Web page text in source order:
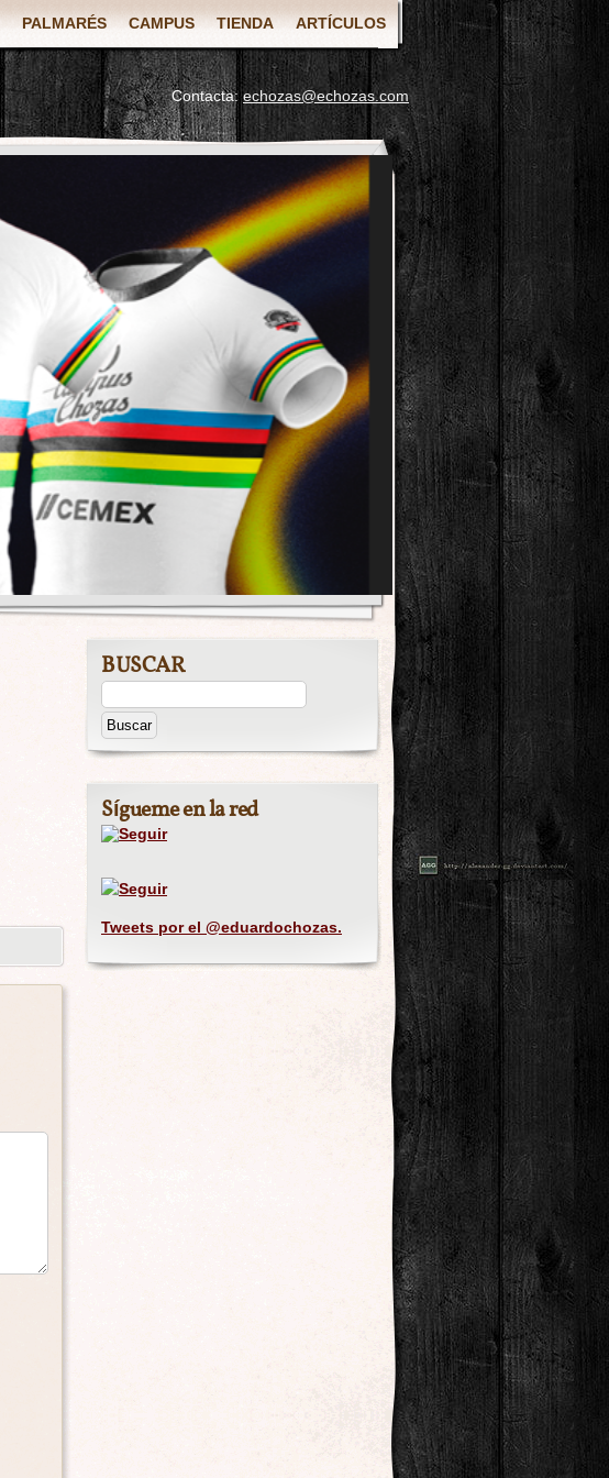
PALMARÉS CAMPUS TIENDA ARTÍCULOS
Contacta:echozas@echozas.com
BUSCAR
Sígueme en la red
Tweets por el @eduardochozas.